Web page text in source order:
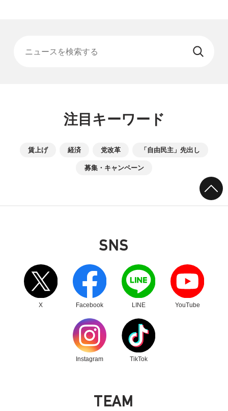
注目キーワード
賃上げ 経済 党改革 「自由民主」先出し
募集・キャンペーン
SNS
X
別ウィンドウリンク
Facebook
別ウィンドウリンク
LINE
別ウィンドウリンク
YouTube
別ウィンドウリンク
Instagram
別ウィンドウリンク
TikTok
別ウィンドウリンク
TEAM